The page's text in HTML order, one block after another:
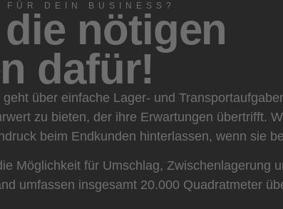
DEIN BUSINESS?
nötigen
dafür!
über einfache Lager- und
zu bieten, der ihre Erwartungen übertrifft.
beim Endkunden hinterlassen, wenn sie
Möglichkeit für Umschlag, Zwischenlagerung
umfassen insgesamt 20.000 Quadratmeter